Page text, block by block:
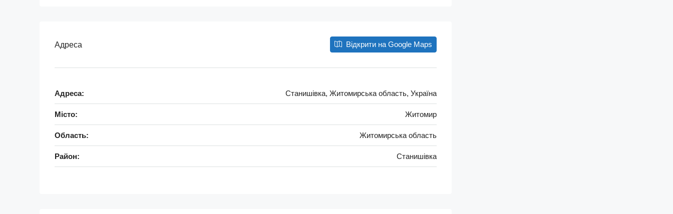
Адреса Відкрити на Google Maps
Адреса: Станишівка, Житомирська область, Україна
Місто: Житомир
Область: Житомирська область
Район: Станишівка